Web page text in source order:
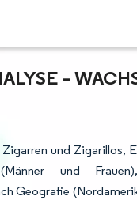
–
und Zigarillos,
und
Geografie